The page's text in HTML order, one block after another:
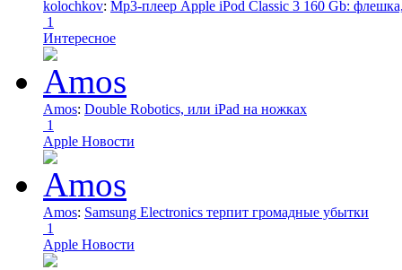
kolochkov: Mp3-плеер Apple iPod Classic 3 160 Gb:
1
Интересное
Amos: Double Robotics, или iPad на ножках
1
Apple Новости
Amos: Samsung Electronics терпит громадные убытки
1
Apple Новости